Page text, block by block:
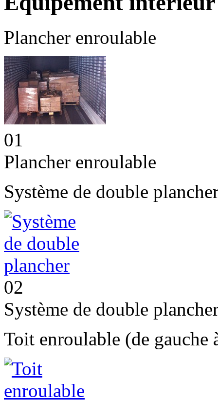
Plancher enroulable
01
Plancher enroulable
Système de double
02
Système de double
Toit enroulable (de gauche